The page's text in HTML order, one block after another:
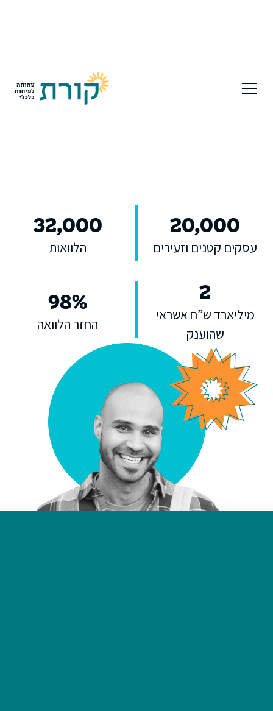
20,000
עסקים קטנים וזעירים
32,000
הלוואות
2
מיליארד ש”ח אשראי
שהוענק
98%
החזר הלוואה